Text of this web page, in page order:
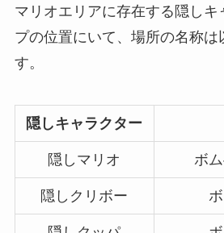
マリオエリアに存在する隠しキ
プの位置にいて、場所の名称は
す。
隠しキャラクター
隠しマリオ ボ
隠しクリボー